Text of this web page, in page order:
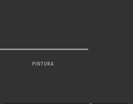
PINTURA